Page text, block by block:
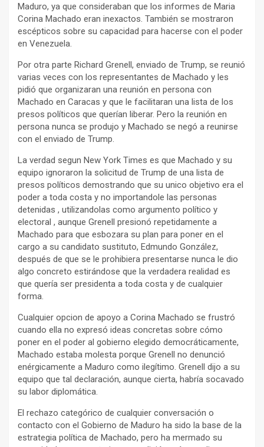
Maduro, ya que consideraban que los informes de Maria
Corina Machado eran inexactos. También se mostraron
escépticos sobre su capacidad para hacerse con el poder
en Venezuela.
Por otra parte Richard Grenell, enviado de Trump, se reunió
varias veces con los representantes de Machado y les
pidió que organizaran una reunión en persona con
Machado en Caracas y que le facilitaran una lista de los
presos políticos que querían liberar. Pero la reunión en
persona nunca se produjo y Machado se negó a reunirse
con el enviado de Trump.
La verdad segun New York Times es que Machado y su
equipo ignoraron la solicitud de Trump de una lista de
presos políticos demostrando que su unico objetivo era el
poder a toda costa y no importandole las personas
detenidas , utilizandolas como argumento político y
electoral , aunque Grenell presionó repetidamente a
Machado para que esbozara su plan para poner en el
cargo a su candidato sustituto, Edmundo González,
después de que se le prohibiera presentarse nunca le dio
algo concreto estirándose que la verdadera realidad es
que quería ser presidenta a toda costa y de cualquier
forma.
Cualquier opcion de apoyo a Corina Machado se frustró
cuando ella no expresó ideas concretas sobre cómo
poner en el poder al gobierno elegido democráticamente,
Machado estaba molesta porque Grenell no denunció
enérgicamente a Maduro como ilegítimo. Grenell dijo a su
equipo que tal declaración, aunque cierta, habría socavado
su labor diplomática.
El rechazo categórico de cualquier conversación o
contacto con el Gobierno de Maduro ha sido la base de la
estrategia política de Machado, pero ha mermado su